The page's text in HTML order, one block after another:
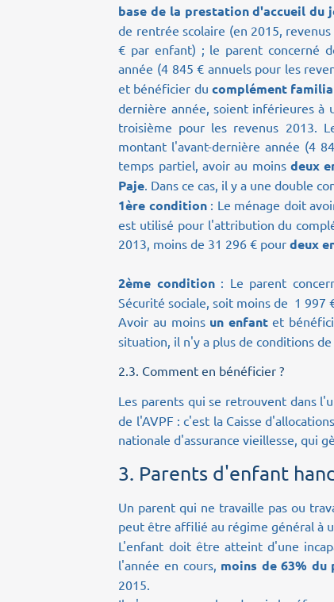
base de la prestation d'accueil du
de rentrée scolaire (en 2015,
€ par enfant) ; le parent concerné
année (4 845 € annuels pour les
et bénéficier du complément
dernière année, soient inférieures à
troisième pour les revenus 2013.
montant l'avant-dernière année (4
temps partiel, avoir au moins deux
Paje . Dans ce cas, il y a une double
1ère condition: Le ménage doit
est utilisé pour l'attribution du
2013, moins de 31 296 € pourdeux
2ème condition : Le parent
Sécurité sociale, soit moins de 1 997
Avoir au moins un enfantet
situation, il n'y a plus de conditions
2.3. Comment en bénéficier ?
Les parents qui se retrouvent dans
de l'AVPF : c'est la Caisse
nationale d'assurance vieillesse, qui
3. Parents d'enfant
Un parent qui ne travaille pas ou
peut être affilié au régime général à
L'enfant doit être atteint d'une
l'année en cours, moins de 63%
2015.